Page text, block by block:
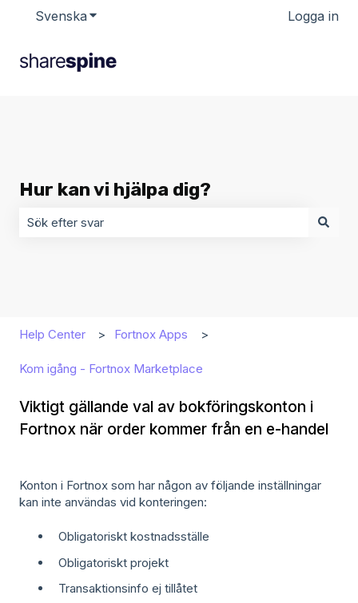
Svenska Visa undermenyer för översättningarLogga in
Hur kan vi hjälpa dig?
Help Center Fortnox Apps
Kom igång - Fortnox Marketplace
Viktigt gällande val av bokföringskonton i
Fortnox när order kommer från en e-handel
Konton i Fortnox som har någon av följande inställningar
kan inte användas vid konteringen:
Obligatoriskt kostnadsställe
Obligatoriskt projekt
Transaktionsinfo ej tillåtet